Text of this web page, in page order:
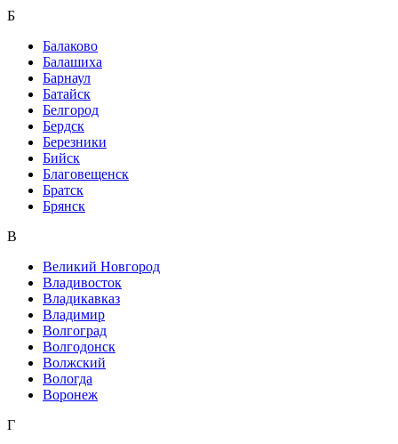
Б
Балаково
Балашиха
Барнаул
Батайск
Белгород
Бердск
Березники
Бийск
Благовещенск
Братск
Брянск
В
Великий Новгород
Владивосток
Владикавказ
Владимир
Волгоград
Волгодонск
Волжский
Вологда
Воронеж
Г